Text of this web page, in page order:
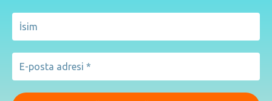
Seyahat İpuçları
Gezi Rehberleri
Lezzet Rehberi